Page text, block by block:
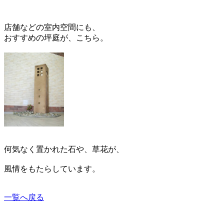
店舗などの室内空間にも、
おすすめの坪庭が、こちら。
何気なく置かれた石や、草花が、
風情をもたらしています。
一覧へ戻る